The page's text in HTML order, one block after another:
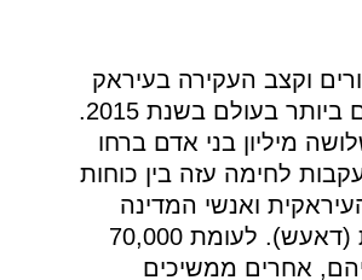
וקצב העקירה בעיראק
הם הגבוהים ביותר בעולם בשנת 2015.
מיליון בני אדם ברחו
לחימה עזה בין כוחות
ואנשי המדינה
האסלאמית (דאעש). לעומת 70,000
אחרים ממשיכים